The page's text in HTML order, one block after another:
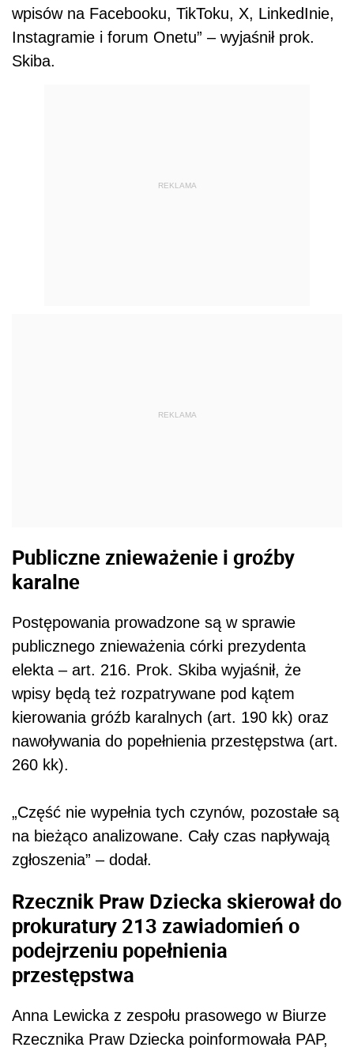
wpisów na Facebooku, TikToku, X, LinkedInie,
Instagramie i forum Onetu” – wyjaśnił prok.
Skiba.
REKLAMA
REKLAMA
Publiczne znieważenie i groźby
karalne
Postępowania prowadzone są w sprawie
publicznego znieważenia córki prezydenta
elekta – art. 216. Prok. Skiba wyjaśnił, że
wpisy będą też rozpatrywane pod kątem
kierowania gróźb karalnych (art. 190 kk) oraz
nawoływania do popełnienia przestępstwa (art.
260 kk).
„Część nie wypełnia tych czynów, pozostałe są
na bieżąco analizowane. Cały czas napływają
zgłoszenia” – dodał.
Rzecznik Praw Dziecka skierował do
prokuratury 213 zawiadomień o
podejrzeniu popełnienia
przestępstwa
Anna Lewicka z zespołu prasowego w Biurze
Rzecznika Praw Dziecka poinformowała PAP,